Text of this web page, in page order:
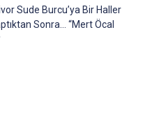
Sude Burcu’ya Bir Haller
Sonra… “Mert Öcal